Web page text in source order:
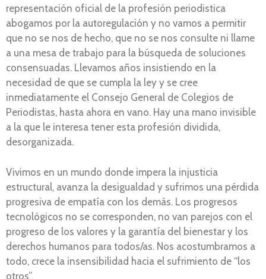
representación oficial de la profesión periodistica
abogamos por la autoregulación y no vamos a permitir
que no se nos de hecho, que no se nos consulte ni llame
a una mesa de trabajo para la búsqueda de soluciones
consensuadas. Llevamos años insistiendo en la
necesidad de que se cumpla la ley y se cree
inmediatamente el Consejo General de Colegios de
Periodistas, hasta ahora en vano. Hay una mano invisible
a la que le interesa tener esta profesión dividida,
desorganizada.
Vivimos en un mundo donde impera la injusticia
estructural, avanza la desigualdad y sufrimos una pérdida
progresiva de empatía con los demás. Los progresos
tecnológicos no se corresponden, no van parejos con el
progreso de los valores y la garantía del bienestar y los
derechos humanos para todos/as. Nos acostumbramos a
todo, crece la insensibilidad hacia el sufrimiento de “los
otros”.